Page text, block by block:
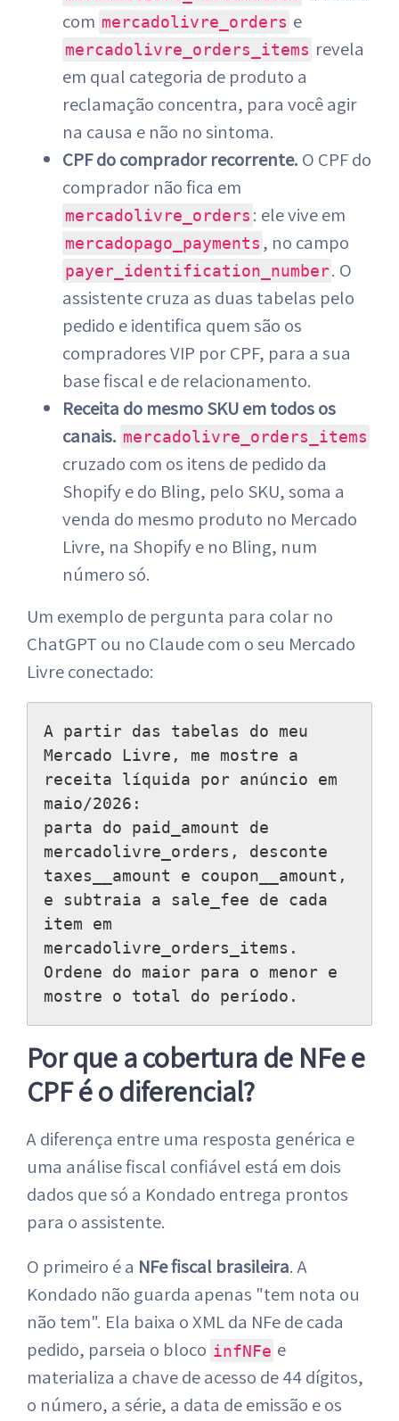
com mercadolivre_orders e
mercadolivre_orders_items revela
em qual categoria de produto a
reclamação concentra, para você agir
na causa e não no sintoma.
CPF do comprador recorrente. O CPF do
comprador não fica em
mercadolivre_orders : ele vive em
mercadopago_payments , no campo
payer_identification_number. O
assistente cruza as duas tabelas pelo
pedido e identifica quem são os
compradores VIP por CPF, para a sua
base fiscal e de relacionamento.
Receita do mesmo SKU em todos os
canais. mercadolivre_orders_items
cruzado com os itens de pedido da
Shopify e do Bling, pelo SKU, soma a
venda do mesmo produto no Mercado
Livre, na Shopify e no Bling, num
número só.
Um exemplo de pergunta para colar no
ChatGPT ou no Claude com o seu Mercado
Livre conectado:
A partir das tabelas do meu
Mercado Livre, me mostre a
receita líquida por anúncio em
maio/2026:
parta do paid_amount de
mercadolivre_orders, desconte
taxes__amount e coupon__amount,
e subtraia a sale_fee de cada
item em
mercadolivre_orders_items.
Ordene do maior para o menor e
Por que a cobertura de NFe e
CPF é o diferencial?
A diferença entre uma resposta genérica e
uma análise fiscal confiável está em dois
dados que só a Kondado entrega prontos
para o assistente.
O primeiro é a NFe fiscal brasileira. A
Kondado não guarda apenas "tem nota ou
não tem". Ela baixa o XML da NFe de cada
pedido, parseia o bloco infNFe e
materializa a chave de acesso de 44 dígitos,
o número, a série, a data de emissão e os